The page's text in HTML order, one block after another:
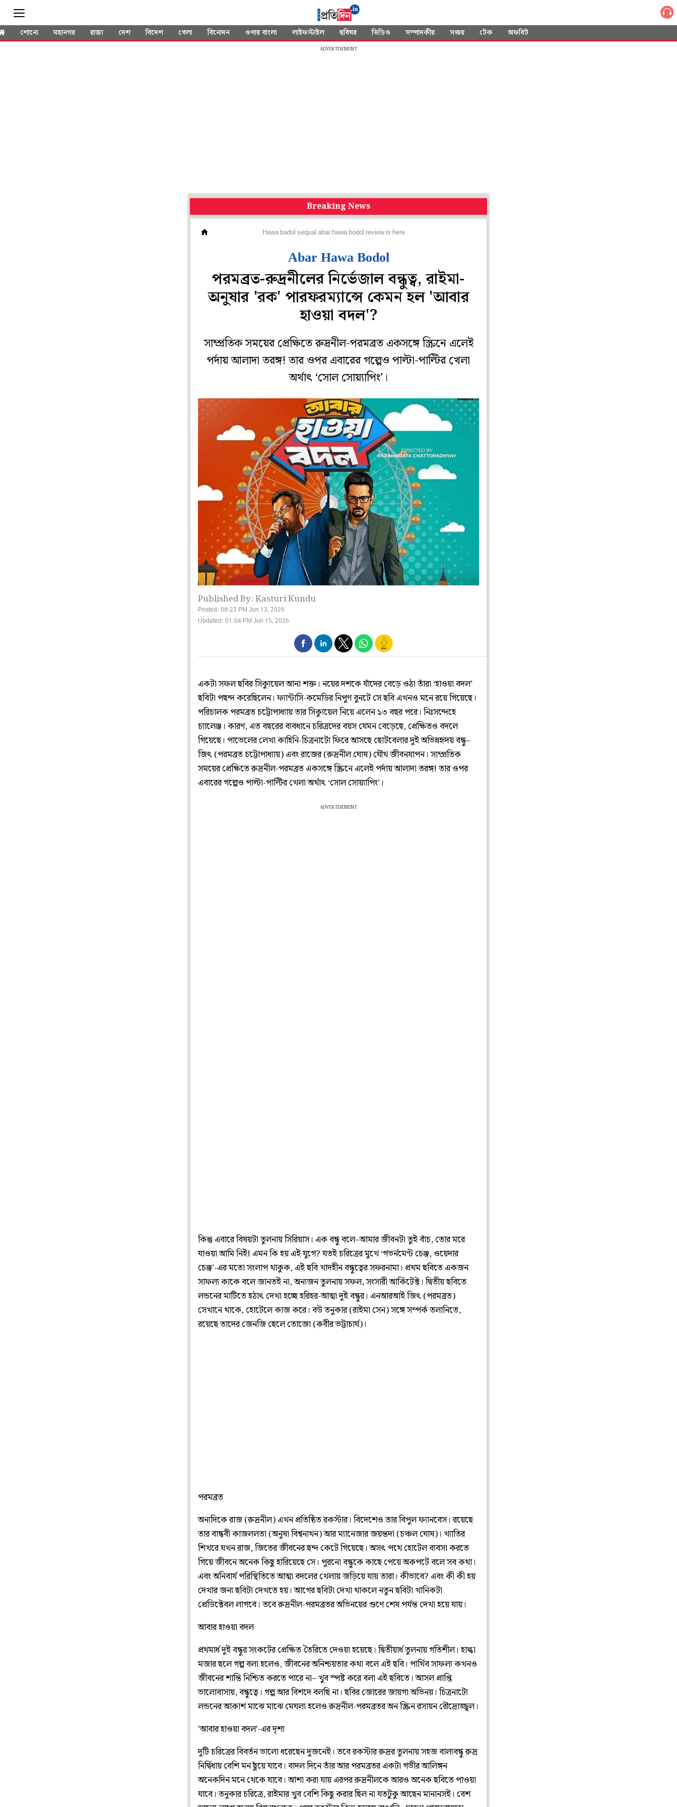
শোনো মহানগর রাজ্য দেশ বিদেশ খেলা বিনোদন ওপার বাংলা লাইফস্টাইল ছবিঘর ভিডিও সম্পাদকীয় সঞ্চয় টেক অফবিট
ADVERTISEMENT
Breaking News
Hawa badol sequal abar hawa bodol review is here
Abar Hawa Bodol
পরমব্রত-রুদ্রনীলের নির্ভেজাল বন্ধুত্ব, রাইমা-
অনুষার 'রক' পারফরম্যান্সে কেমন হল 'আবার
হাওয়া বদল'?
সাম্প্রতিক সময়ের প্রেক্ষিতে রুদ্রনীল-পরমব্রত একসঙ্গে স্ক্রিনে এলেই
পর্দায় আলাদা তরঙ্গ! তার ওপর এবারের গল্পেও পাল্টা-পাল্টির খেলা
অর্থাৎ ‘সোল সোয়্যাপিং’।
Published By: Kasturi Kundu
Posted: 08:23 PM Jun 13, 2026
Updated: 01:04 PM Jun 15, 2026
একটা সফল ছবির সিক্যুয়েল আনা শক্ত। নয়ের দশকে যাঁদের বেড়ে ওঠা তাঁরা ‘হাওয়া বদল’
ছবিটা পছন্দ করেছিলেন। ফ্যান্টাসি-কমেডির নিপুণ বুনটে সে ছবি এখনও মনে রয়ে গিয়েছে।
পরিচালক পরমব্রত চট্টোপাধ্যায় তার সিক্যুয়েল নিয়ে এলেন ১৩ বছর পরে। নিঃসন্দেহে
চ্যালেঞ্জ। কারণ, এত বছরের ব্যবধানে চরিত্রদের বয়স যেমন বেড়েছে, প্রেক্ষিতও বদলে
গিয়েছে। পাভেলের লেখা কাহিনি-চিত্রনাট্যে ফিরে আসছে ছোটবেলার দুই অভিন্নহৃদয় বন্ধু–
জিৎ (পরমব্রত চট্টোপাধ্যায়) এবং রাজের (রুদ্রনীল ঘোষ) যৌথ জীবনযাপন। সাম্প্রতিক
সময়ের প্রেক্ষিতে রুদ্রনীল-পরমব্রত একসঙ্গে স্ক্রিনে এলেই পর্দায় আলাদা তরঙ্গ! তার ওপর
এবারের গল্পেও পাল্টা-পাল্টির খেলা অর্থাৎ ‘সোল সোয়্যাপিং’।
ADVERTISEMENT
কিন্তু এবারে বিষয়টা তুলনায় সিরিয়াস। এক বন্ধু বলে–আমার জীবনটা তুই বাঁচ, তোর মরে
যাওয়া আমি নিই! এমন কি হয় এই যুগে? যতই চরিত্রের মুখে ‘গভর্নমেন্ট চেঞ্জ, ওয়েদার
চেঞ্জ’-এর মতো সংলাপ থাকুক, এই ছবি খাদহীন বন্ধুত্বের সফরনামা। প্রথম ছবিতে একজন
সাফল্য কাকে বলে জানতই না, অন্যজন তুলনায় সফল, সংসারী আর্কিটেক্ট। দ্বিতীয় ছবিতে
লন্ডনের মাটিতে হঠাৎ দেখা হচ্ছে হরিহর-আত্মা দুই বন্ধুর। এনআরআই জিৎ (পরমব্রত)
সেখানে থাকে, হোটেলে কাজ করে। বউ তনুকার (রাইমা সেন) সঙ্গে সম্পর্ক তলানিতে,
রয়েছে তাদের জেনজি ছেলে তোজো (কবীর ভট্টাচার্য)।
পরমব্রত
অন্যদিকে রাজ (রুদ্রনীল) এখন প্রতিষ্ঠিত রকস্টার। বিদেশেও তার বিপুল ফ্যানবেস। রয়েছে
তার বান্ধবী কাজললতা (অনুষা বিশ্বনাথন) আর ম্যানেজার জয়ন্তদা (চঞ্চল ঘোষ)। খ্যাতির
শিখরে যখন রাজ, জিতের জীবনের ছন্দ কেটে গিয়েছে। অসৎ পথে হোটেল ব্যবসা করতে
গিয়ে জীবনে অনেক কিছু হারিয়েছে সে। পুরনো বন্ধুকে কাছে পেয়ে অকপটে বলে সব কথা।
এবং অনিবার্য পরিস্থিতিতে আত্মা বদলের খেলায় জড়িয়ে যায় তারা। কীভাবে? এবং কী কী হয়
দেখার জন্য ছবিটা দেখতে হয়। আগের ছবিটা দেখা থাকলে নতুন ছবিটা খানিকটা
প্রেডিক্টেবল লাগবে। তবে রুদ্রনীল-পরমব্রতর অভিনয়ের গুণে শেষ পর্যন্ত দেখা হয়ে যায়।
আবার হাওয়া বদল
প্রথমার্ধ দুই বন্ধুর সংকটের প্রেক্ষিত তৈরিতে দেওয়া হয়েছে। দ্বিতীয়ার্ধ তুলনায় গতিশীল। হাল্কা
মজার ছলে গল্প বলা হলেও, জীবনের অনিশ্চয়তার কথা বলে এই ছবি। পার্থিব সাফল্য কখনও
জীবনের শান্তি নিশ্চিত করতে পারে না– খুব স্পষ্ট করে বলা এই ছবিতে। আসল প্রাপ্তি
ভালোবাসায়, বন্ধুত্বে। গল্প আর বিশদে বলছি না। ছবির জোরের জায়গা অভিনয়। চিত্রনাট্যে
লন্ডনের আকাশ মাঝে মাঝে মেঘলা হলেও রুদ্রনীল-পরমব্রতর অন স্ক্রিন রসায়ন রৌদ্রোজ্জ্বল।
'আবার হাওয়া বদল'-এর দৃশ্য
দুটি চরিত্রের বিবর্তন ভালো ধরেছেন দুজনেই। তবে রকস্টার রুদ্রর তুলনায় সহজ বাল্যবন্ধু রুদ্র
নির্দ্বিধায় বেশি মন ছুঁয়ে যাবে। বাদল দিনে তাঁর আর পরমব্রতর একটা গভীর আলিঙ্গন
অনেকদিন মনে থেকে যাবে। আশা করা যায় এরপর রুদ্রনীলকে আরও অনেক ছবিতে পাওয়া
যাবে। তনুকার চরিত্রে, রাইমার খুব বেশি কিছু করার ছিল না যতটুকু আছেন মানানসই। বেশ